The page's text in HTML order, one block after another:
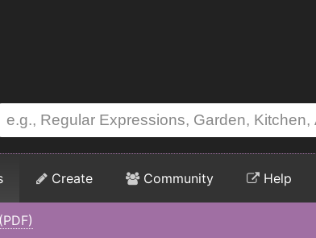
Create Community Help